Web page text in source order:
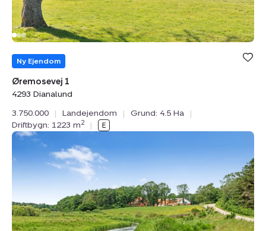
Bolig er
under
Ny Ejendom
Øremosevej 1
4293 Dianalund
3.750.000
| Landejendom | Grund: 4.5 Ha
|
Driftbygn: 1223 m2 |
Landejendom:
Nymøllevej
4,
Holstebro